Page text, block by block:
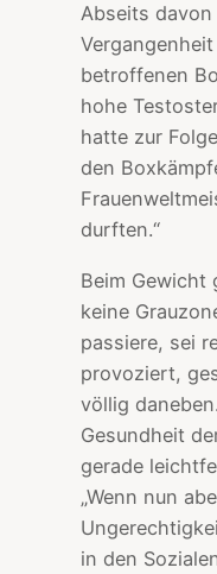
Abseits
betroffenen
hohe
hatte zur
den
durften.“
Beim Gewicht
keine
passiere, sei
provoziert,
völlig
Gesundheit
gerade
„Wenn nun
in den